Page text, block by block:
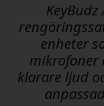
enheter
mikrofoner
klarare ljud